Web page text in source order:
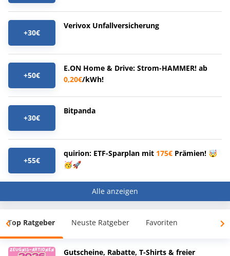
+30€
Verivox Unfallversicherung
+50€
E.ON Home & Drive: Strom-HAMMER! ab
0,20€/kWh!
+30€
Bitpanda
+55€
quirion: ETF-Sparplan mit 175€ Prämien! 🤯
🥳🚀
Alle anzeigen
Top Ratgeber Neuste Ratgeber Favoriten
Gutscheine, Rabatte, T-Shirts & freier